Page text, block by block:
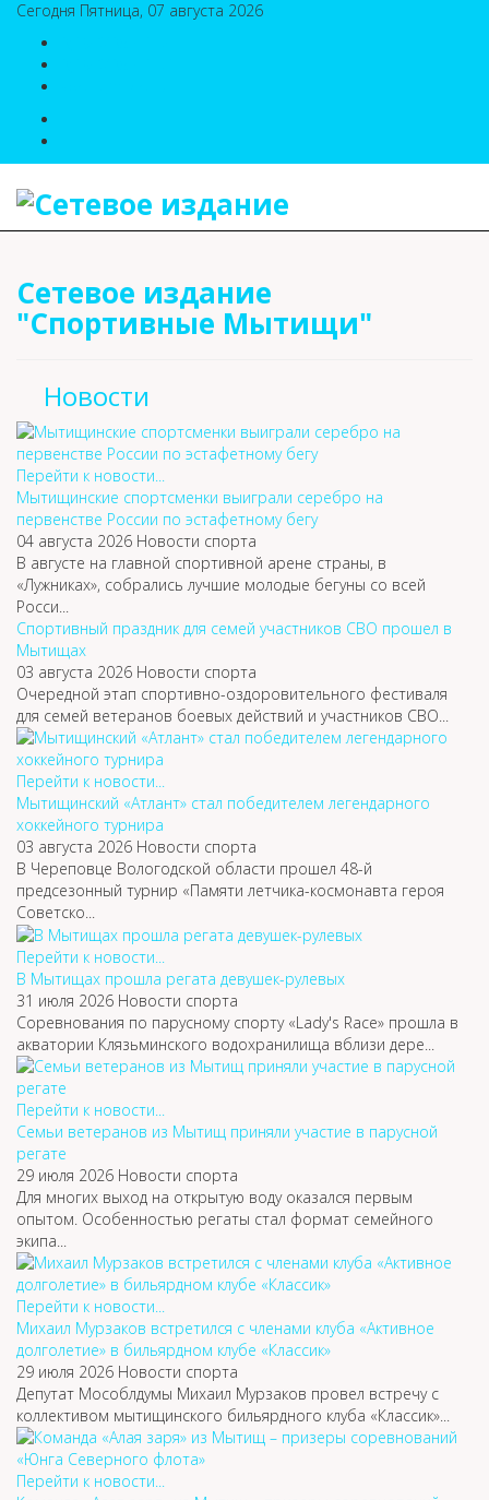
Сегодня Пятница, 07 августа 2026
Сетевое издание
"Спортивные Мытищи"
Новости
Перейти к новости...
Мытищинские спортсменки выиграли серебро на
первенстве России по эстафетному бегу
04 августа 2026 Новости спорта
В августе на главной спортивной арене страны, в
«Лужниках», собрались лучшие молодые бегуны со всей
Росси...
Спортивный праздник для семей участников СВО прошел в
Мытищах
03 августа 2026 Новости спорта
Очередной этап спортивно-оздоровительного фестиваля
для семей ветеранов боевых действий и участников СВО...
Перейти к новости...
Мытищинский «Атлант» стал победителем легендарного
хоккейного турнира
03 августа 2026 Новости спорта
В Череповце Вологодской области прошел 48-й
предсезонный турнир «Памяти летчика-космонавта героя
Советско...
Перейти к новости...
В Мытищах прошла регата девушек-рулевых
31 июля 2026 Новости спорта
Соревнования по парусному спорту «Lady's Race» прошла в
акватории Клязьминского водохранилища вблизи дере...
Перейти к новости...
Семьи ветеранов из Мытищ приняли участие в парусной
регате
29 июля 2026 Новости спорта
Для многих выход на открытую воду оказался первым
опытом. Особенностью регаты стал формат семейного
экипа...
Перейти к новости...
Михаил Мурзаков встретился с членами клуба «Активное
долголетие» в бильярдном клубе «Классик»
29 июля 2026 Новости спорта
Депутат Мособлдумы Михаил Мурзаков провел встречу с
коллективом мытищинского бильярдного клуба «Классик»...
Перейти к новости...